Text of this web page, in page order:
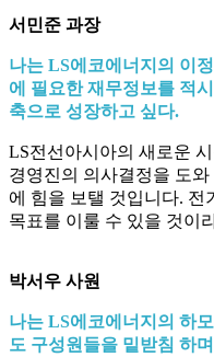
서민준 과장
나는 LS에코에너지의 이
에 필요한 재무정보를 적
축으로 성장하고 싶다.
LS전선아시아의 새로운
경영진의 의사결정을 도
에 힘을 보탤 것입니다. 전
목표를 이룰 수 있을 것이
박서우 사원
나는 LS에코에너지의 하
도 구성원들을 밑받침 하